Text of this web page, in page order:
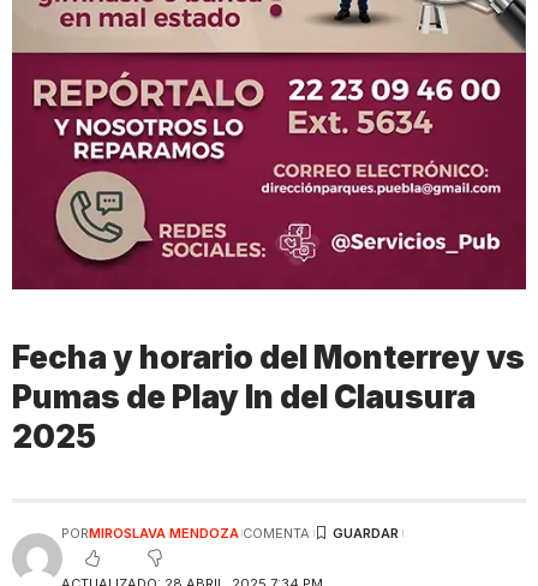
Fecha y horario del Monterrey vs
Pumas de Play In del Clausura
2025
PORMIROSLAVA MENDOZA COMENTA